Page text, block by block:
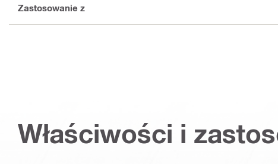
Zastosowanie z
Właściwości i